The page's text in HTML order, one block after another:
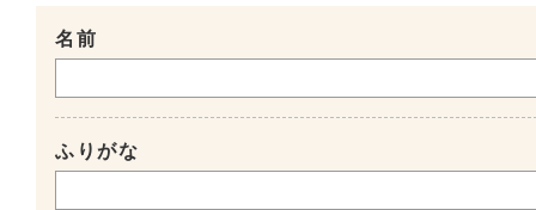
名前
ふりがな